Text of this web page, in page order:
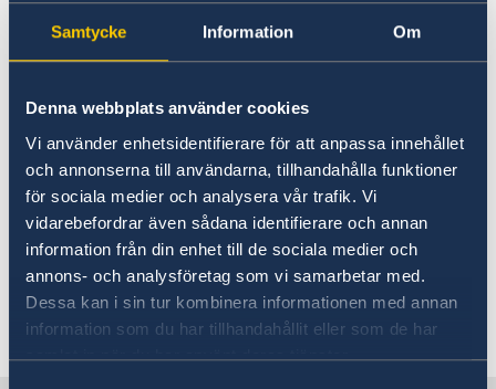
Samtycke Information Om
Denna webbplats använder cookies
Vi använder enhetsidentifierare för att anpassa innehållet
och annonserna till användarna, tillhandahålla funktioner
för sociala medier och analysera vår trafik. Vi
vidarebefordrar även sådana identifierare och annan
information från din enhet till de sociala medier och
annons- och analysföretag som vi samarbetar med.
Dessa kan i sin tur kombinera informationen med annan
information som du har tillhandahållit eller som de har
samlat in när du har använt deras tjänster.
China
Trade obstacles
Trade and Promotion
Trade between Sweden and China
Visiting Sweden
Medical travel insurance
Appeals
Visit for longer than 90 days - Visitor's Permit & D-
visa
Studying in Sweden
Working in Sweden
Moving to someone in Sweden
Visa for ADS-groups
How to collect your
residence permit card
Please refer to the information available
regardingthe Embassy of Sweden in Beijing
the Consulate-General of Sweden in Shanghai
Last updated 06 Jan 2022, 1.21 PM